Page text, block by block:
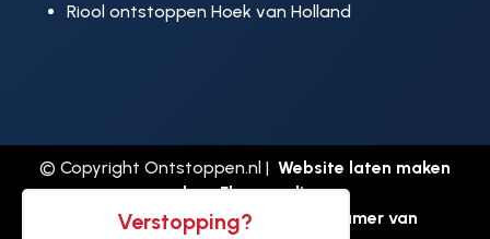
Verstopping?
Riool ontstoppen Hoek van Holland
© Copyright Ontstoppen.nl | Website laten maken
door Flexamedia
Privacyverklaring-Disclaimer
Kamer van